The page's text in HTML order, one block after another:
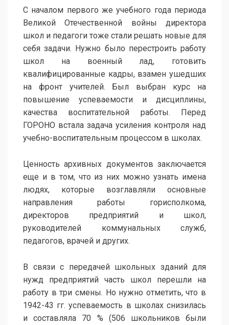
С началом первого же учебного года периода
Великой Отечественной войны директора
школ и педагоги тоже стали решать новые для
себя задачи. Нужно было перестроить работу
школ на военный лад, готовить
квалифицированные кадры, взамен ушедших
на фронт учителей. Был выбран курс на
повышение успеваемости и дисциплины,
качества воспитательной работы. Перед
ГОРОНО встала задача усиления контроля над
учебно-воспитательным процессом в школах.
Ценность архивных документов заключается
еще и в том, что из них можно узнать имена
людях, которые возглавляли основные
направления работы горисполкома,
директоров предприятий и школ,
руководителей коммунальных служб,
педагогов, врачей и других.
В связи с передачей школьных зданий для
нужд предприятий часть школ перешли на
работу в три смены. Но нужно отметить, что в
1942-43 гг. успеваемость в школах снизилась
и составляла 70 % (506 школьников были